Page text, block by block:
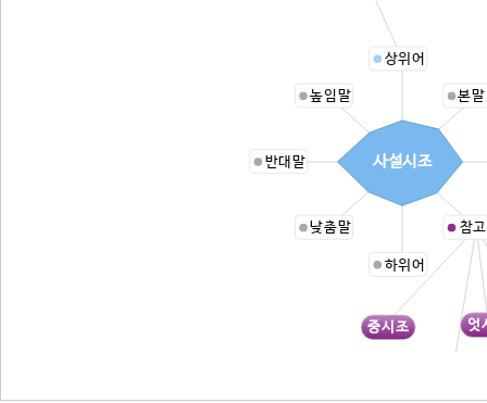
상위어
본
엇
중시조
참
하위어
낮춤말
반대말
높임말
사설시조